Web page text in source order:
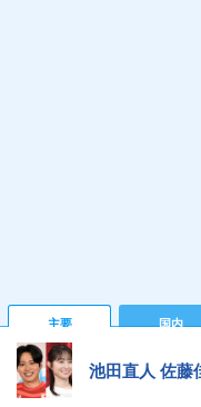
主要 国内
池田直人 佐藤